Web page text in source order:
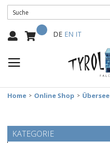
Mein Warenkorb
Select
DE EN IT
Home Online Shop Übersee
KATEGORIE